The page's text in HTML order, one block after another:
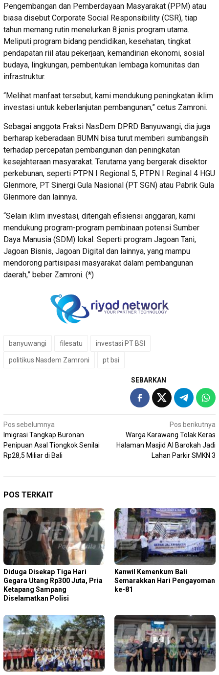
Pengembangan dan Pemberdayaan Masyarakat (PPM) atau
biasa disebut Corporate Social Responsibility (CSR), tiap
tahun memang rutin menelurkan 8 jenis program utama.
Meliputi program bidang pendidikan, kesehatan, tingkat
pendapatan riil atau pekerjaan, kemandirian ekonomi, sosial
budaya, lingkungan, pembentukan lembaga komunitas dan
infrastruktur.
“Melihat manfaat tersebut, kami mendukung peningkatan iklim
investasi untuk keberlanjutan pembangunan,” cetus Zamroni.
Sebagai anggota Fraksi NasDem DPRD Banyuwangi, dia juga
berharap keberadaan BUMN bisa turut memberi sumbangsih
terhadap percepatan pembangunan dan peningkatan
kesejahteraan masyarakat. Terutama yang bergerak disektor
perkebunan, seperti PTPN I Regional 5, PTPN I Reginal 4 HGU
Glenmore, PT Sinergi Gula Nasional (PT SGN) atau Pabrik Gula
Glenmore dan lainnya.
“Selain iklim investasi, ditengah efisiensi anggaran, kami
mendukung program-program pembinaan potensi Sumber
Daya Manusia (SDM) lokal. Seperti program Jagoan Tani,
Jagoan Bisnis, Jagoan Digital dan lainnya, yang mampu
mendorong partisipasi masyarakat dalam pembangunan
daerah,” beber Zamroni. (*)
banyuwangi filesatu investasi PT BSI
politikus Nasdem Zamroni pt bsi
SEBARKAN
Navigasi
pos
Pos sebelumnya
Imigrasi Tangkap Buronan
Penipuan Asal Tiongkok Senilai
Rp28,5 Miliar di Bali
Pos berikutnya
Warga Karawang Tolak Keras
Halaman Masjid Al Barokah Jadi
Lahan Parkir SMKN 3
POS TERKAIT
Diduga Disekap Tiga Hari
Gegara Utang Rp300 Juta, Pria
Ketapang Sampang
Diselamatkan Polisi
Kanwil Kemenkum Bali
Semarakkan Hari Pengayoman
ke-81